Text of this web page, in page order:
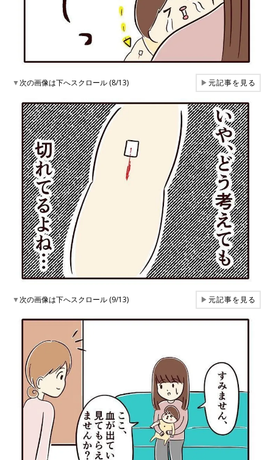
▼次の画像は下へスクロール (8/13) ▶元記事を見る
▼次の画像は下へスクロール (9/13) ▶元記事を見る